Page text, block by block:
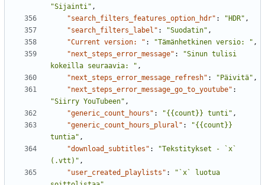
"Sijainti" ,
"search_filters_features_option_hdr" : "HDR" ,
"search_filters_label" : "Suodatin" ,
"Current version: " : "Tämänhetkinen versio: " ,
"next_steps_error_message" :
"Sinun tulisi
kokeilla seuraavia: " ,
"next_steps_error_message_refresh" : "Päivitä" ,
"next_steps_error_message_go_to_youtube" :
"Siirry YouTubeen" ,
"generic_count_hours" : "{{count}} tunti" ,
"generic_count_hours_plural" :
"{{count}}
tuntia" ,
"download_subtitles" :
"Tekstitykset - `x`
(.vtt)" ,
"user_created_playlists" :
"`x` luotua